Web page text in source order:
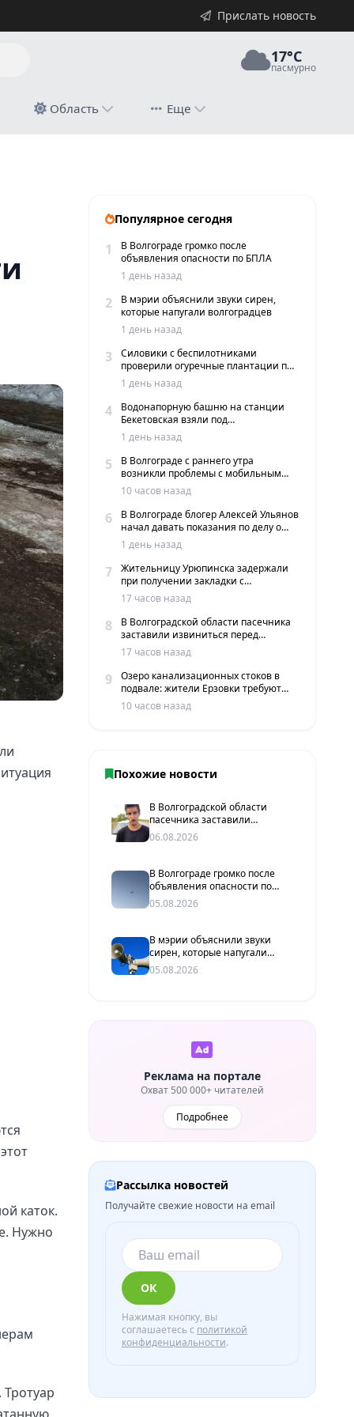
Прислать новость
17°C
пасмурно
Область Еще
каток.
Нужно
Популярное сегодня
1
В Волгограде громко после
объявления опасности по БПЛА
1 день назад
2
В мэрии объяснили звуки сирен,
которые напугали волгоградцев
1 день назад
3
Силовики с беспилотниками
проверили огуречные плантации под
Волгоградом
1 день назад
4
Водонапорную башню на станции
Бекетовская взяли под
государственную охрану
1 день назад
5
В Волгограде с раннего утра
возникли проблемы с мобильным
интернетом и сервисами такси
10 часов назад
6
В Волгограде блогер Алексей Ульянов
начал давать показания по делу о
вымогательстве
1 день назад
7
Жительницу Урюпинска задержали
при получении закладки с
мефедроном в Волгограде
17 часов назад
8
В Волгоградской области пасечника
заставили извиниться перед
жителями хутора
17 часов назад
9
Озеро канализационных стоков в
подвале: жители Ерзовки требуют
срочных мер
10 часов назад
Похожие новости
В Волгоградской области
пасечника заставили
извиниться перед жителями
хутора
06.08.2026
В Волгограде громко после
объявления опасности по
БПЛА
05.08.2026
В мэрии объяснили звуки
сирен, которые напугали
волгоградцев
05.08.2026
Реклама на портале
Охват 500 000+ читателей
Подробнее
Рассылка новостей
Получайте свежие новости на email
ОК
Нажимая кнопку, вы
соглашаетесь с политикой
конфиденциальности.